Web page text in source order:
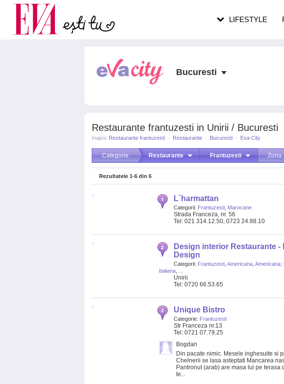
Restaurante frantuzesti in Unirii / Bucuresti
Inapoi: Restaurante frantuzesti · Restaurante · Bucuresti · Eva City
Categorie: Restaurante Frantuzesti Zona:
Rezultatele 1-6 din 6
L`harmattan
Categorii: Frantuzesti Marocane
Strada Franceza, nr. 56
Tel: 021 314.12.50, 0723 24.88.10
Design interior Restaurante -
Design
Categorii: Frantuzesti Americana Americana;
Italiana
Unirii
Tel: 0720 66.53.65
Unique Bistro
Categorie: Frantuzesti
Str Franceza nr.13
Tel: 0721 07.79.25
Bogdan
Din pacate nimic. Mesele inghesuite si
Chelnerii se lasa asteptati Mancarea
Pantronul (arab) are masa lui pe terasa
te...
Bucuresti
LIFESTYLE
Carieră
Actualitate